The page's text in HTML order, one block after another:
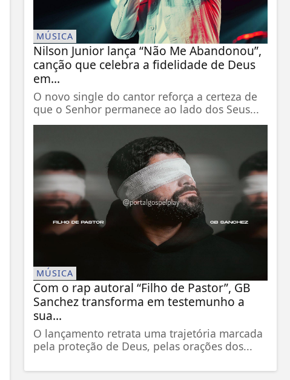
MÚSICA
Nilson Junior lança “Não Me Abandonou”,
canção que celebra a fidelidade de Deus
em...
O novo single do cantor reforça a certeza de
que o Senhor permanece ao lado dos Seus...
MÚSICA
Com o rap autoral “Filho de Pastor”, GB
Sanchez transforma em testemunho a
sua...
O lançamento retrata uma trajetória marcada
pela proteção de Deus, pelas orações dos...